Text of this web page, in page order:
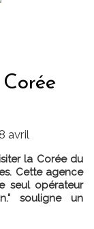
avril
la Corée du
Cette agence
seul opérateur
souligne un